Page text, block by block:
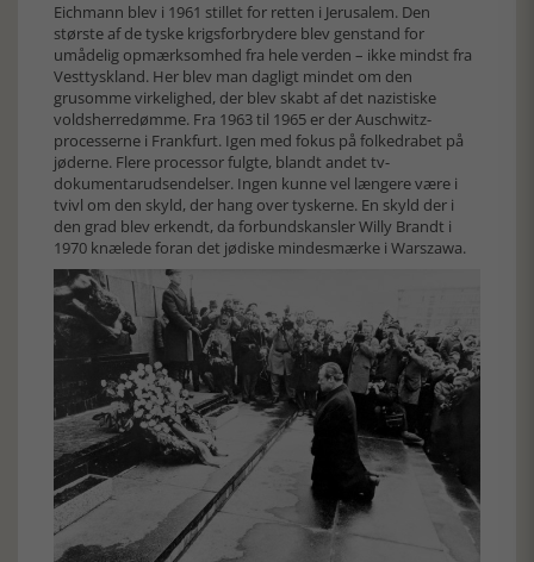
Eichmann blev i 1961 stillet for retten i Jerusalem. Den
største af de tyske krigsforbrydere blev genstand for
umådelig opmærksomhed fra hele verden – ikke mindst fra
Vesttyskland. Her blev man dagligt mindet om den
grusomme virkelighed, der blev skabt af det nazistiske
voldsherredømme. Fra 1963 til 1965 er der Auschwitz-
processerne i Frankfurt. Igen med fokus på folkedrabet på
jøderne. Flere processor fulgte, blandt andet tv-
dokumentarudsendelser. Ingen kunne vel længere være i
tvivl om den skyld, der hang over tyskerne. En skyld der i
den grad blev erkendt, da forbundskansler Willy Brandt i
1970 knælede foran det jødiske mindesmærke i Warszawa.